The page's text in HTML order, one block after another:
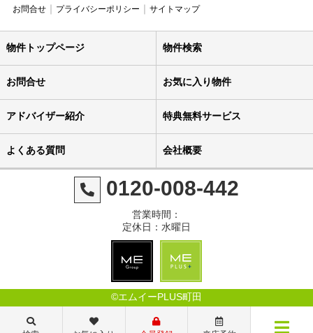
お問合せ
プライバシーポリシー サイトマップ
物件トップページ 物件検索
お問合せ お気に入り物件
アドバイザー紹介 特典無料サービス
よくある質問 会社概要
0120-008-442
営業時間：
定休日：水曜日
©エムイーPLUS町田